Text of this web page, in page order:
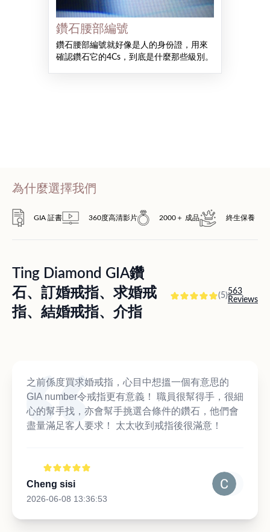
鑽石腰部編號
鑽石腰部編號就好像是人的身份證，用來
確認鑽石它的4Cs，到底是什麼那些級別。
為什麼選擇我們
GIA 証書 360度高清影片 2000＋ 成品 終生保養
Ting Diamond GIA鑽
石、訂婚戒指、求婚戒
指、結婚戒指、介指
(5)563
Reviews
之前係度買求婚戒指，心目中想搵一個有意思的
GIA number令戒指更有意義！ 職員很幫得手，很細
心的幫手找，亦會幫手挑選合條件的鑽石，他們會
盡量滿足客人要求！ 太太收到戒指後很滿意！
Cheng sisi
2026-06-08 13:36:53